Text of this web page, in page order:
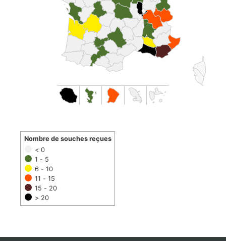
< 0
1 - 5
6 - 10
11 - 15
15 - 20
> 20
Nombre de souches reçues